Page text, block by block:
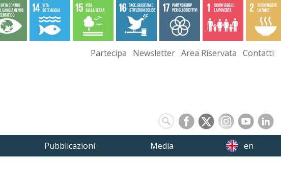
Partecipa Newsletter Area Riservata Contatti
Pubblicazioni Media en